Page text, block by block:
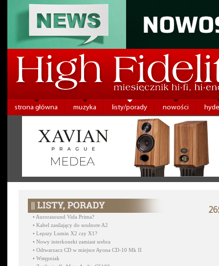
strona główna muzyka listy/porady nowości
• Aurorasound Vida Prima?
• Kabel zasilający do soulnote A2
• Lepszy Lumin X2 czy X1?
• Nowy interkonekt zamiast srebra
• Odtwarzacz CD w miejsce Ayona CD-10 Mk II
• Wstępniak